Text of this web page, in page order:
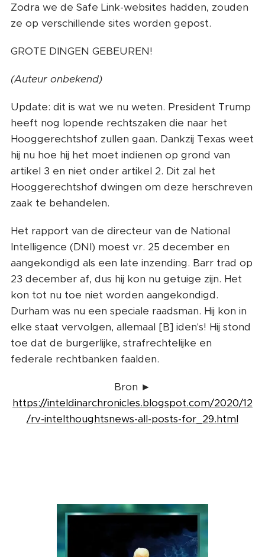
Zodra we de Safe Link-websites hadden, zouden
ze op verschillende sites worden gepost.
GROTE DINGEN GEBEUREN!
(Auteur onbekend)
Update: dit is wat we nu weten. President Trump
heeft nog lopende rechtszaken die naar het
Hooggerechtshof zullen gaan. Dankzij Texas weet
hij nu hoe hij het moet indienen op grond van
artikel 3 en niet onder artikel 2. Dit zal het
Hooggerechtshof dwingen om deze herschreven
zaak te behandelen.
Het rapport van de directeur van de National
Intelligence (DNI) moest vr. 25 december en
aangekondigd als een late inzending. Barr trad op
23 december af, dus hij kon nu getuige zijn. Het
kon tot nu toe niet worden aangekondigd.
Durham was nu een speciale raadsman. Hij kon in
elke staat vervolgen, allemaal [B] iden's! Hij stond
toe dat de burgerlijke, strafrechtelijke en
federale rechtbanken faalden.
Bron ►
https://inteldinarchronicles.blogspot.com/2020/12
/rv-intelthoughtsnews-all-posts-for_29.html